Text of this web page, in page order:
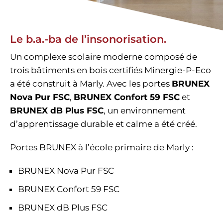
Le b.a.-ba de l’insonorisation.
Un complexe scolaire moderne composé de
trois bâtiments en bois certifiés Minergie-P-Eco
a été construit à Marly. Avec les portes BRUNEX
Nova Pur FSC, BRUNEX Confort 59 FSC et
BRUNEX dB Plus FSC, un environnement
d’apprentissage durable et calme a été créé.
Portes BRUNEX à l’école primaire de Marly :
BRUNEX Nova Pur FSC
BRUNEX Confort 59 FSC
BRUNEX dB Plus FSC